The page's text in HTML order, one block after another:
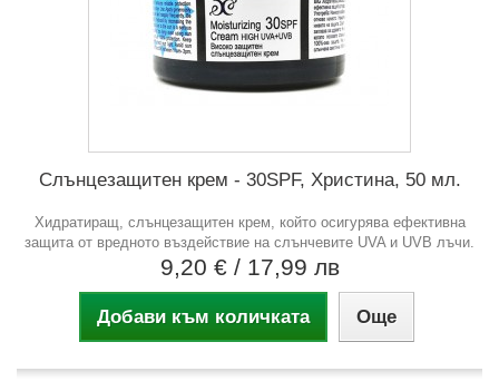
Слънцезащитен крем - 30SPF, Христина, 50 мл.
Хидратиращ, слънцезащитен крем, който осигурява ефективна
защита от вредното въздействие на слънчевите UVA и UVB лъчи.
9,20 € / 17,99 лв
Добави към количката Още